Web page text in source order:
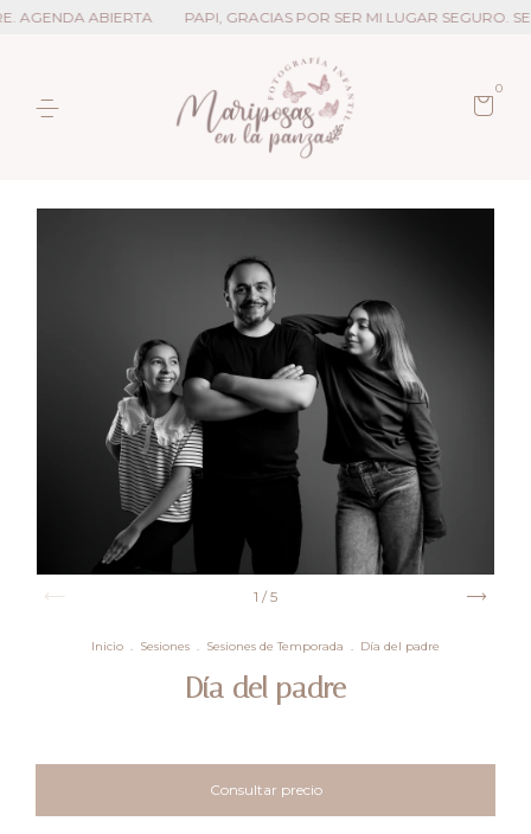
AGENDA ABIERTA PAPI, GRACIAS POR SER MI LUGAR SEGURO.
0
1 / 5
Inicio . Sesiones . Sesiones de Temporada . Día del padre
Día del padre